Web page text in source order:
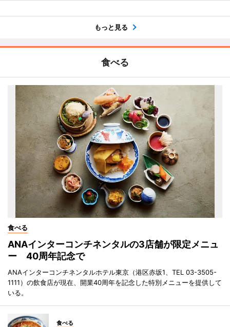
もっと見る
食べる
食べる
ANAインターコンチネンタルの3店舗が限定メニュ
ー 40周年記念で
ANAインターコンチネンタルホテル東京（港区赤坂1、TEL 03-3505-
1111）の飲食店が現在、開業40周年を記念した特別メニューを提供して
いる。
食べる